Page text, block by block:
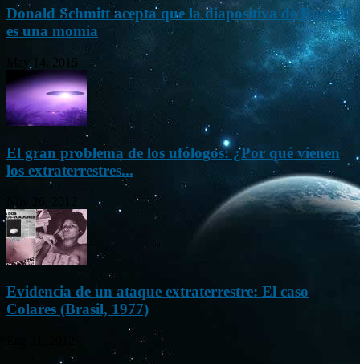
Donald Schmitt acepta que la diapositiva de Roswell
es una momia
May 14, 2015
El gran problema de los ufólogos: ¿Por qué vienen
los extraterrestres...
Evidencia de un ataque extraterrestre: El caso
Colares (Brasil, 1977)